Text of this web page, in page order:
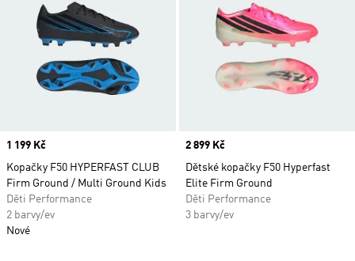
Price
1 199 Kč
Kopačky F50 HYPERFAST CLUB
Firm Ground / Multi Ground Kids
Děti Performance
2 barvy/ev
Nové
Price
2 899 Kč
Dětské kopačky F50 Hyperfast
Elite Firm Ground
Děti Performance
3 barvy/ev